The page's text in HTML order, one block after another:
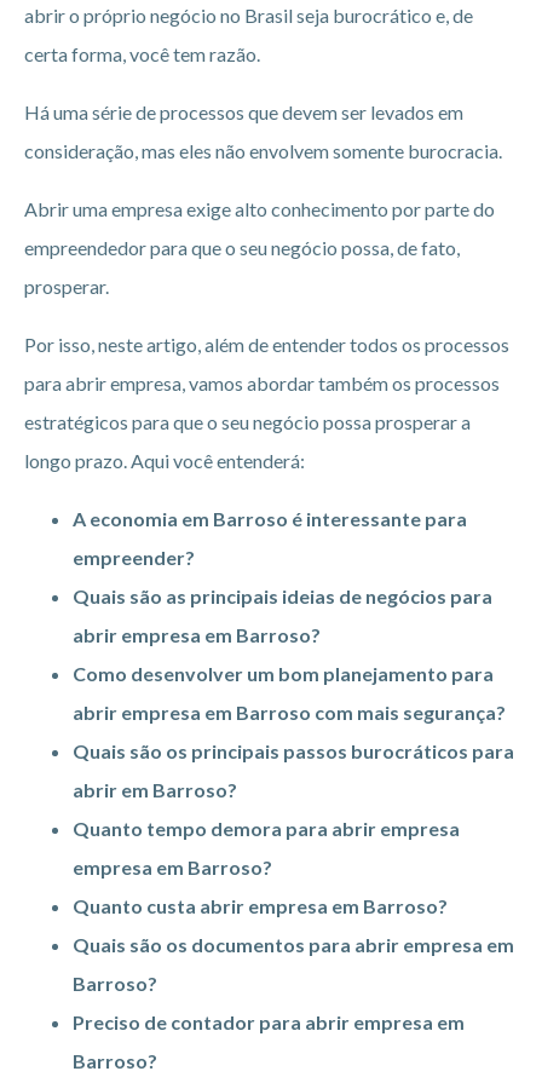
abrir o próprio negócio no Brasil seja burocrático e, de
certa forma, você tem razão.
Há uma série de processos que devem ser levados em
consideração, mas eles não envolvem somente burocracia.
Abrir uma empresa exige alto conhecimento por parte do
empreendedor para que o seu negócio possa, de fato,
prosperar.
Por isso, neste artigo, além de entender todos os processos
para abrir empresa, vamos abordar também os processos
estratégicos para que o seu negócio possa prosperar a
longo prazo. Aqui você entenderá:
A economia em Barroso é interessante para
empreender?
Quais são as principais ideias de negócios para
abrir empresa em Barroso?
Como desenvolver um bom planejamento para
abrir empresa em Barroso com mais segurança?
Quais são os principais passos burocráticos para
abrir em Barroso?
Quanto tempo demora para abrir empresa
empresa em Barroso?
Quanto custa abrir empresa em Barroso?
Quais são os documentos para abrir empresa em
Barroso?
Preciso de contador para abrir empresa em
Barroso?